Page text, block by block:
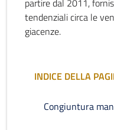
partire dal 2011,
tendenziali circa le
giacenze.
INDICE DELLA
Congiuntura